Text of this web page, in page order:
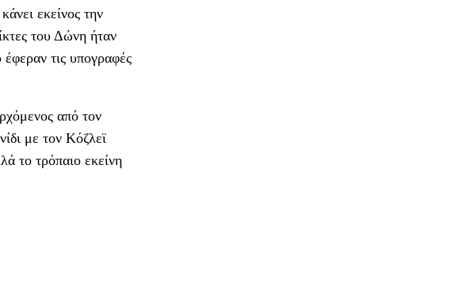
εκείνος την
του Δώνη ήταν
τις υπογραφές
από τον
με τον Κόζλεϊ
το τρόπαιο εκείνη